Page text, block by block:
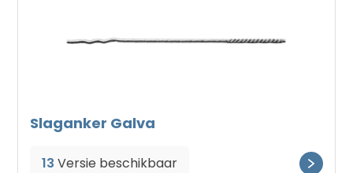
Slaganker Galva
13 Versie beschikbaar